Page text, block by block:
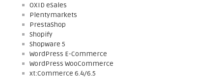
OXID eSales
Plentymarkets
PrestaShop
Shopify
Shopware 5
WordPress E-Commerce
WordPress WooCommerce
xt:Commerce 6.4/6.5